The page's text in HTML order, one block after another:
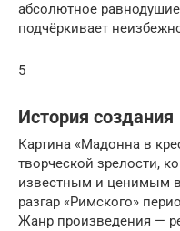
абсолютное
подчёркивает
5
История создания
Картина «Мадонна в
творческой зрелости,
известным и ценимым
разгар «Римского»
Жанр произведения —